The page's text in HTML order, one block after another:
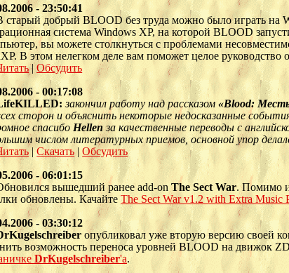
- 23:50:41
старый добрый BLOOD без труда можно было играть на
система Windows XP, на которой BLOOD
вы можете столкнуться с проблемами
В этом нелегком деле вам поможет целое руководство
|Обсудить
- 00:17:08
закончил работу над рассказом«Blood:
сторон и объяснить некоторые недосказанные
спасибо Hellen за качественные переводы с
числом литературных приемов, основной упор
|Скачать |Обсудить
- 06:01:15
вышедший ранее add-onThe Sect War. Помимо
обновлены. Качайте The Sect War v1.2 with Extra Music
- 03:30:12
опубликовал уже вторую версию своей
возможность переноса уровней BLOOD на движок
DrKugelschreiber'а.